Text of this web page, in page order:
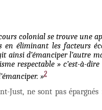
colonial se trouve une
en éliminant les facteurs
ainsi d’émanciper l’autre
respectable » c’est-à-
»2
Just, ne sont pas